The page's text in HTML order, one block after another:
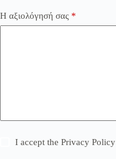
Η αξιολόγησή σας *
I accept thePrivacy Policy